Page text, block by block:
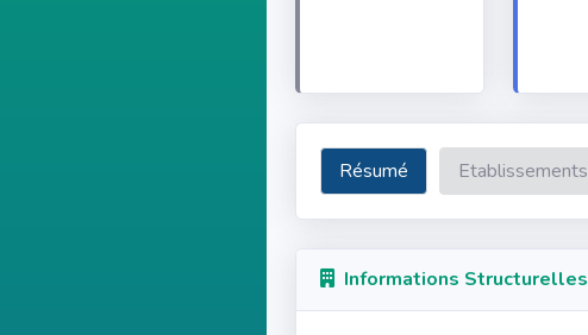
Résumé Etablissements
Informations Structurelles